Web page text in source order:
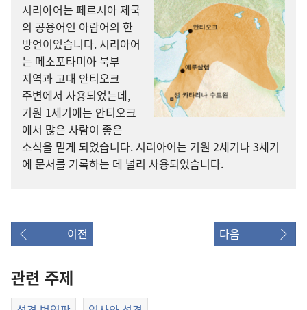
시리아어는 페르시아 제국
의 공용어인 아람어의 한
방언이었습니다. 시리아어
는 메소포타미아 북부
지역과 고대 안티오크
주변에서 사용되었는데,
기원 1세기에는 안티오크
에서 많은 사람이 좋은
소식을 믿게 되었습니다. 시리아어는 기원 2세기나 3세기
에 문서를 기록하는 데 널리 사용되었습니다.
이전 다음
관련 주제